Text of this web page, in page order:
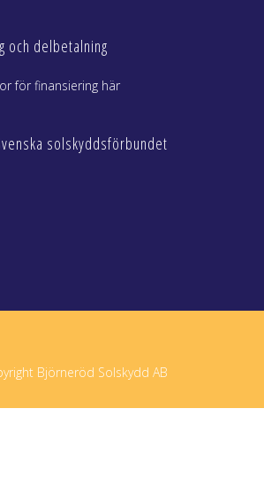
och delbetalning
för finansiering här
solskyddsförbundet
Björneröd Solskydd AB